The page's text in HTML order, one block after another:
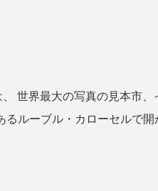
世界最大の写真の見本市、
ルーブル・カローセルで